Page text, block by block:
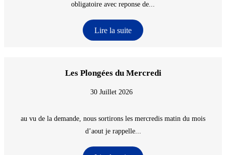
obligatoire avec reponse de...
Lire la suite
Les Plongées du Mercredi
30 Juillet 2026
au vu de la demande, nous sortirons les mercredis matin du mois
d’aout je rappelle...